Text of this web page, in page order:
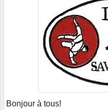
Bonjour à tous!